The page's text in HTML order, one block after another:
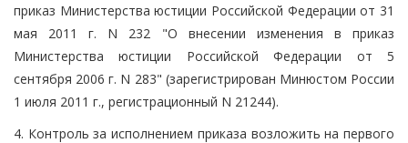
приказ Министерства юстиции Российской Федерации от 31
мая 2011 г. N 232 "О внесении изменения в приказ
Министерства юстиции Российской Федерации от 5
сентября 2006 г. N 283" (зарегистрирован Минюстом России
1 июля 2011 г., регистрационный N 21244).
4. Контроль за исполнением приказа возложить на первого